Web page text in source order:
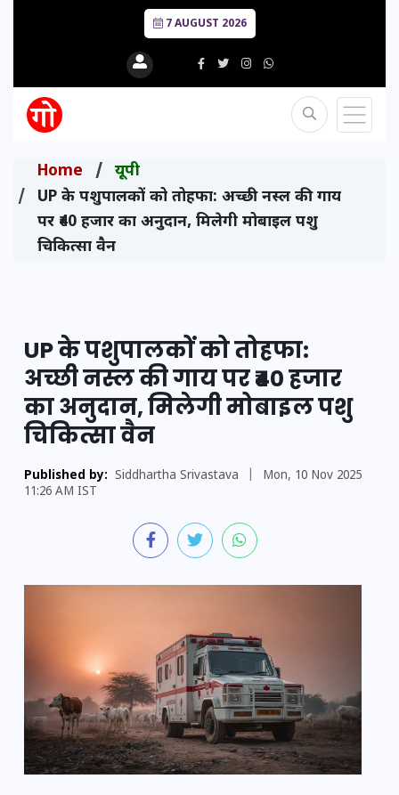
7 AUGUST 2026
Home
यूपी
UP के पशुपालकों को तोहफा: अच्छी नस्ल की गाय
पर ₹40 हजार का अनुदान, मिलेगी मोबाइल पशु
चिकित्सा वैन
UP के पशुपालकों को तोहफा:
अच्छी नस्ल की गाय पर ₹40 हजार
का अनुदान, मिलेगी मोबाइल पशु
चिकित्सा वैन
Published by: Siddhartha Srivastava
Mon, 10 Nov 2025
11:26 AM IST